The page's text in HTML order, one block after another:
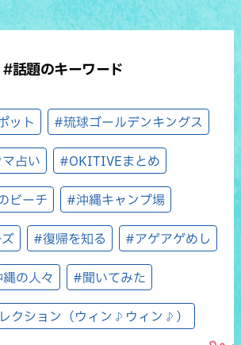
#話題のキーワード
ット #琉球ゴールデンキングス
占い #OKITIVEまとめ
ビーチ #沖縄キャンプ場
#復帰を知る #アゲアゲめし
の人々 #聞いてみた
クション（ウィン♪ウィン♪）